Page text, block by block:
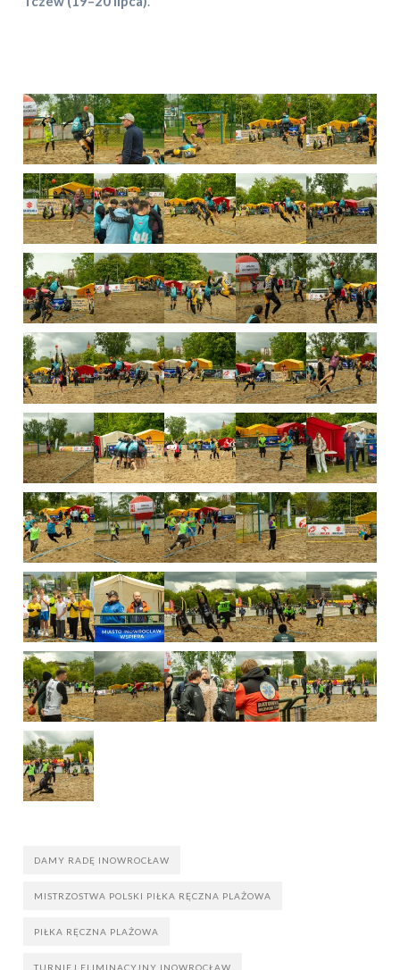
DAMY RADĘ INOWROCŁAW
MISTRZOSTWA POLSKI PIŁKA RĘCZNA PLAŻOWA
PIŁKA RĘCZNA PLAŻOWA
TURNIEJ ELIMINACYJNY INOWROCŁAW